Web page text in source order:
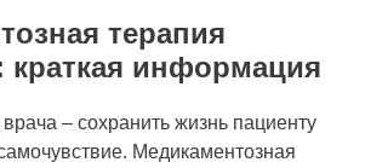
терапия
краткая информация
– сохранить жизнь пациенту
Медикаментозная